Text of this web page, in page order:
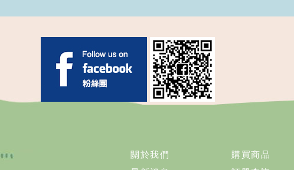
關於我們
購買商品